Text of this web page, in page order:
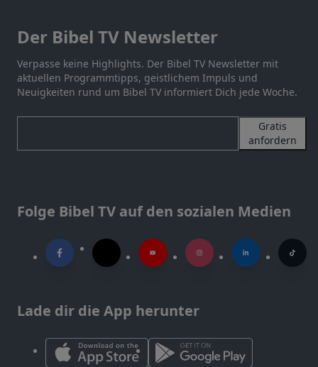
Der Bibel TV Newsletter
Verpasse keine Highlights. Der Bibel TV Newsletter mit
aktuellen Programmtipps, geistlichem Impuls und
Neuigkeiten rund um Bibel TV informiert Dich jede Woche.
Gratis
anfordern
Folge Bibel TV auf den sozialen Medien
Lade dir die App herunter